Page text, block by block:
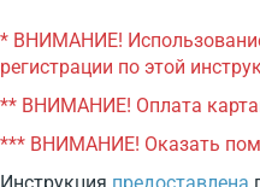
* ВНИМАНИЕ!
регистрации по этой
** ВНИМАНИЕ! Оплата
*** ВНИМАНИЕ! Оказать
Инструкция предоставлена